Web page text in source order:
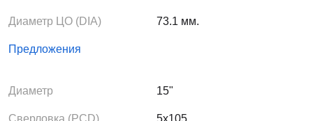
Диаметр ЦО (DIA) 73.1 мм.
Предложения
Диаметр 15"
Сверловка (PCD) 5x105